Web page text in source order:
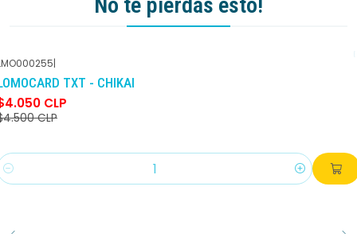
No te pierdas esto!
-10% DCTO
|
TXT - CHIKAI
CLP
CLP